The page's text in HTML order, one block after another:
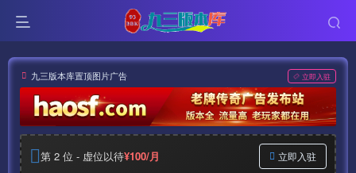
九三版本库置顶图片广告 立即入驻
第 2 位 - 虚位以待¥100/月 立即入驻